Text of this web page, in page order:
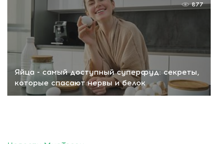
Яйца - самый доступный суперфуд: секреты,
которые спасают нервы и белок
877